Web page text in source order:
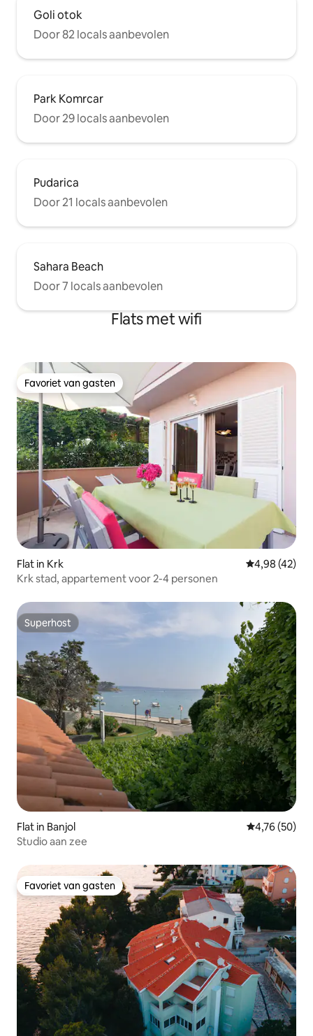
Goli otok
Door 82 locals aanbevolen
Park Komrcar
Door 29 locals aanbevolen
Pudarica
Door 21 locals aanbevolen
Sahara Beach
Door 7 locals aanbevolen
Flats met wifi
Favoriet van gasten
Favoriet van gasten
Flat in Krk Gemiddelde
4,98 (42)
Krk stad, appartement voor 2-4 personen
Superhost
Superhost
Flat in Banjol Gemiddelde
4,76 (50)
Studio aan zee
Favoriet van gasten
Favoriet van gasten